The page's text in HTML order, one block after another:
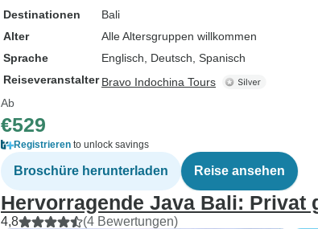
Destinationen
Bali
Alter
Alle Altersgruppen willkommen
Sprache
Englisch, Deutsch, Spanisch
Reiseveranstalter Bravo Indochina Tours
Ab
€529
Registrieren to unlock savings
Broschüre herunterladen Reise ansehen
Hervorragende Java Bali: Privat
4,8 (4 Bewertungen)